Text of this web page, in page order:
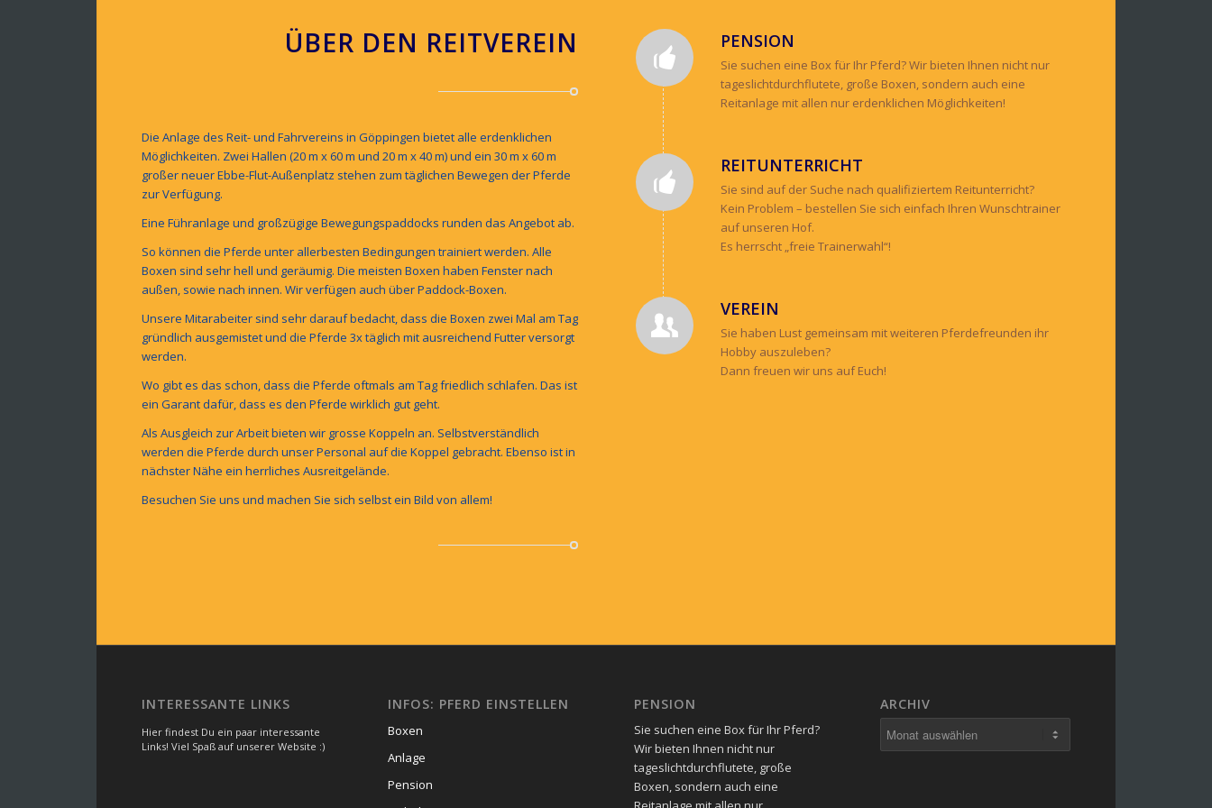
ÜBER DEN REITVEREIN
Die Anlage des Reit- und Fahrvereins in Göppingen bietet alle erdenklichen
Möglichkeiten. Zwei Hallen (20 m x 60 m und 20 m x 40 m) und ein 30 m x 60 m
großer neuer Ebbe-Flut-Außenplatz stehen zum täglichen Bewegen der Pferde
zur Verfügung.
Eine Führanlage und großzügige Bewegungspaddocks runden das Angebot ab.
So können die Pferde unter allerbesten Bedingungen trainiert werden. Alle
Boxen sind sehr hell und geräumig. Die meisten Boxen haben Fenster nach
außen, sowie nach innen. Wir verfügen auch über Paddock-Boxen.
Unsere Mitarabeiter sind sehr darauf bedacht, dass die Boxen zwei Mal am Tag
gründlich ausgemistet und die Pferde 3x täglich mit ausreichend Futter versorgt
werden.
Wo gibt es das schon, dass die Pferde oftmals am Tag friedlich schlafen. Das ist
ein Garant dafür, dass es den Pferde wirklich gut geht.
Als Ausgleich zur Arbeit bieten wir grosse Koppeln an. Selbstverständlich
werden die Pferde durch unser Personal auf die Koppel gebracht. Ebenso ist in
nächster Nähe ein herrliches Ausreitgelände.
Besuchen Sie uns und machen Sie sich selbst ein Bild von allem!
PENSION
Sie suchen eine Box für Ihr Pferd? Wir bieten Ihnen nicht nur
tageslichtdurchflutete, große Boxen, sondern auch eine
Reitanlage mit allen nur erdenklichen Möglichkeiten!
REITUNTERRICHT
Sie sind auf der Suche nach qualifiziertem Reitunterricht?
Kein Problem – bestellen Sie sich einfach Ihren Wunschtrainer
auf unseren Hof.
Es herrscht „freie Trainerwahl“!
VEREIN
Sie haben Lust gemeinsam mit weiteren Pferdefreunden ihr
Hobby auszuleben?
Dann freuen wir uns auf Euch!
INTERESSANTE LINKS
Hier findest Du ein paar interessante
Links! Viel Spaß auf unserer Website :)
INFOS: PFERD EINSTELLEN
Boxen
Anlage
Pension
PENSION
Sie suchen eine Box für Ihr Pferd?
Wir bieten Ihnen nicht nur
tageslichtdurchflutete, große
Boxen, sondern auch eine
ARCHIV